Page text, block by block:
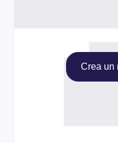
Crea un